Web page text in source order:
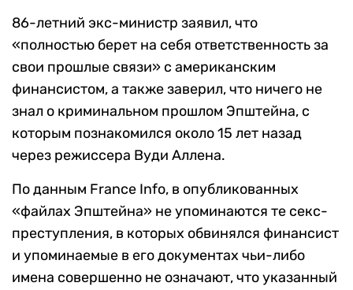
86-летний экс-министр заявил, что
«полностью берет на себя ответственность за
свои прошлые связи» с американским
финансистом, а также заверил, что ничего не
знал о криминальном прошлом Эпштейна, с
которым познакомился около 15 лет назад
через режиссера Вуди Аллена.
По данным France Info, в опубликованных
«файлах Эпштейна» не упоминаются те секс-
преступления, в которых обвинялся финансист
и упоминаемые в его документах чьи-либо
имена совершенно не означают, что указанный